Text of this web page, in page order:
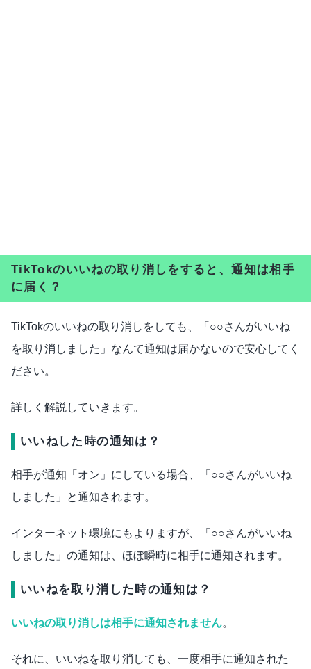
TikTokのいいねの取り消しをすると、通知は相手
に届く？
TikTokのいいねの取り消しをしても、「○○さんがいいね
を取り消しました」なんて通知は届かないので安心してく
ださい。
詳しく解説していきます。
いいねした時の通知は？
相手が通知「オン」にしている場合、「○○さんがいいね
しました」と通知されます。
インターネット環境にもよりますが、「○○さんがいいね
しました」の通知は、ほぼ瞬時に相手に通知されます。
いいねを取り消した時の通知は？
いいねの取り消しは相手に通知されません。
それに、いいねを取り消しても、一度相手に通知された